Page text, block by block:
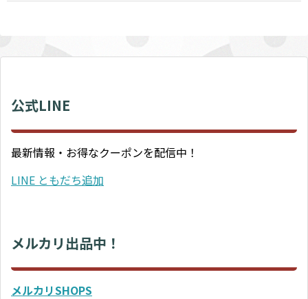
公式LINE
最新情報・お得なクーポンを配信中！
LINE ともだち追加
メルカリ出品中！
メルカリSHOPS